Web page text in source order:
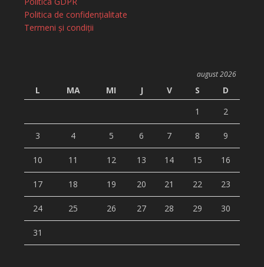
Politica de confidențialitate
Termeni și condiții
august 2026
L MA MI J V S
D
1
2
3 4 5 6 7 8 9
10 11 12 13 14 15 16
17 18 19 20 21 22 23
24 25 26 27 28 29 30
31